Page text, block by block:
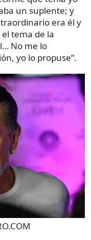
un suplente; y
era él y
tema de la
No me lo
yo lo propuse”.